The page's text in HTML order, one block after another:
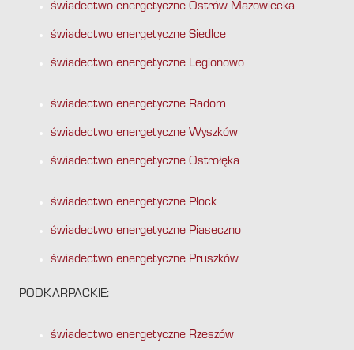
świadectwo energetyczne Ostrów Mazowiecka
świadectwo energetyczne Siedlce
świadectwo energetyczne Legionowo
świadectwo energetyczne Radom
świadectwo energetyczne Wyszków
świadectwo energetyczne Ostrołęka
świadectwo energetyczne Płock
świadectwo energetyczne Piaseczno
świadectwo energetyczne Pruszków
PODKARPACKIE:
świadectwo energetyczne Rzeszów